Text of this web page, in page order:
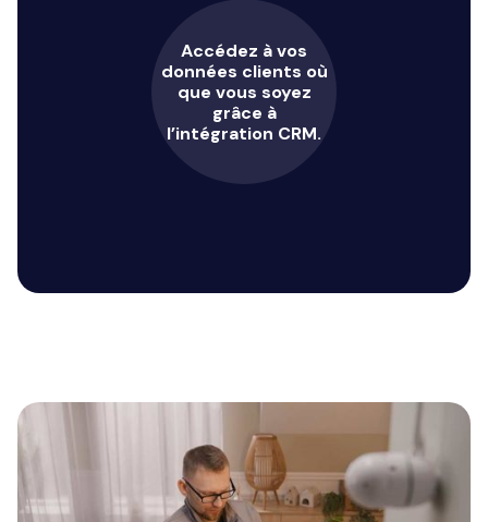
Accédez à vos
données clients où
que vous soyez
grâce à
l’intégration CRM.